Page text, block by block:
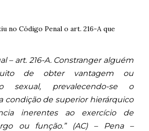
no Código Penal o art. 216-A que
– art. 216-A. Constranger alguém
de obter vantagem ou
sexual, prevalecendo-se o
condição de superior hierárquico
inerentes ao exercício de
ou função.” (AC) – Pena –